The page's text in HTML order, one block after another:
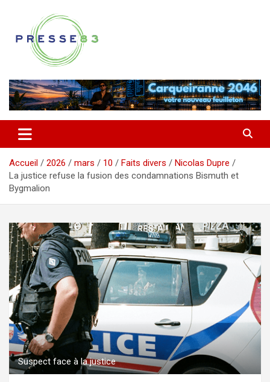
contenu
Presse 83
Accueil 2026 mars 10 Faits divers
Nicolas Dupre
La justice refuse la fusion des condamnations Bismuth et
Bygmalion
Suspect face à la justice